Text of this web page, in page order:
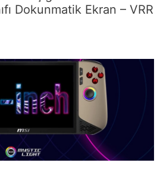
Dokunmatik Ekran – VRR